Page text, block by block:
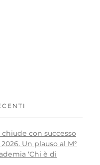
con successo
Un plauso al M°
‘Chi è di